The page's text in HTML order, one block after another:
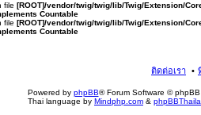
file [ROOT]/vendor/twig/twig/lib/Twig/Extension/
Countable
file [ROOT]/vendor/twig/twig/lib/Twig/Extension/
Countable
ติดต่อเรา
Powered by phpBB® Forum Software © phpBB
Thai language by Mindphp.com &